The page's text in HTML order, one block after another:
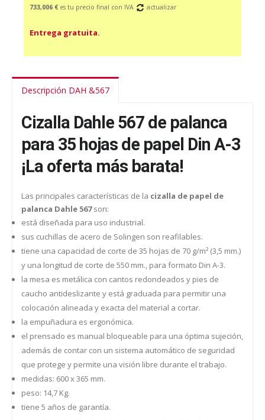
733,006 € es tu precio final con IVA actualizar
Entrega gratuita.
Descripción DAH &567
Cizalla Dahle 567 de palanca
para 35 hojas de papel Din A-3
¡La oferta más barata!
Las principales características de la cizalla de papel de
palanca Dahle 567son:
está diseñada para uso industrial.
sus cuchillas de acero de Solingen son reafilables.
tiene una capacidad de corte de 35 hojas de 70 g/m² (3,5 mm.)
y una longitud de corte de 550 mm., para formato Din A-3.
la mesa es metálica con cantos redondeados y pies de
caucho antideslizante y está graduada para permitir una
colocación alineada y exacta del material a cortar.
la empuñadura es ergonómica.
el prensado es manual bloqueable para una óptima sujeción,
además de contar con un sistema automático de seguridad
que protege y permite una visión libre durante el trabajo.
medidas: 600 x 365 mm.
peso: 14,7 Kg.
tiene 5 años de garantía.